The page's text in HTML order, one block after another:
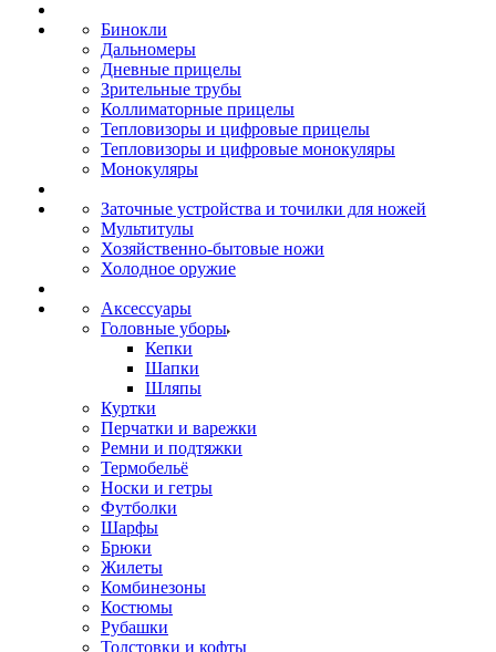
Бинокли
Дальномеры
Дневные прицелы
Зрительные трубы
Коллиматорные прицелы
Тепловизоры и цифровые прицелы
Тепловизоры и цифровые монокуляры
Монокуляры
Заточные устройства и точилки для ножей
Мультитулы
Хозяйственно-бытовые ножи
Холодное оружие
Аксессуары
Головные уборы
Кепки
Шапки
Шляпы
Куртки
Перчатки и варежки
Ремни и подтяжки
Термобельё
Носки и гетры
Футболки
Шарфы
Брюки
Жилеты
Комбинезоны
Костюмы
Рубашки
Толстовки и кофты